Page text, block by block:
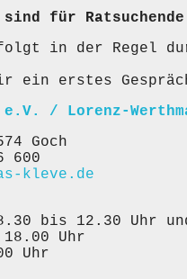
sind für
in der Regel
ein erstes
/ Lorenz-
Goch
600
kleve.de
bis 12.30 Uhr
Uhr
Uhr